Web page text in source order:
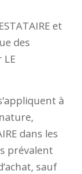
et
des
à
dans les
prévalent
sauf